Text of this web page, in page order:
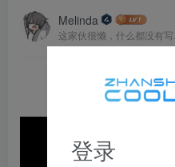
Melinda
这家伙很懒，什么都没有写...
登录